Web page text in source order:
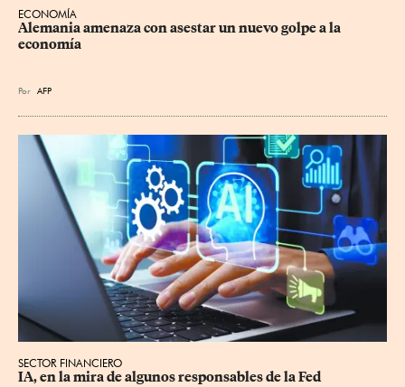
ECONOMÍA
Alemania amenaza con asestar un nuevo golpe a la
economía
Por AFP
SECTOR FINANCIERO
IA, en la mira de algunos responsables de la Fed